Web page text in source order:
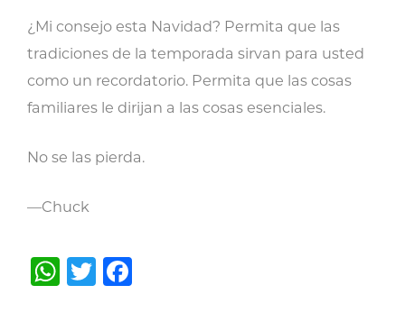
¿Mi consejo esta Navidad? Permita que las
tradiciones de la temporada sirvan para usted
como un recordatorio. Permita que las cosas
familiares le dirijan a las cosas esenciales.
No se las pierda.
—Chuck
WhatsApp
Twitter